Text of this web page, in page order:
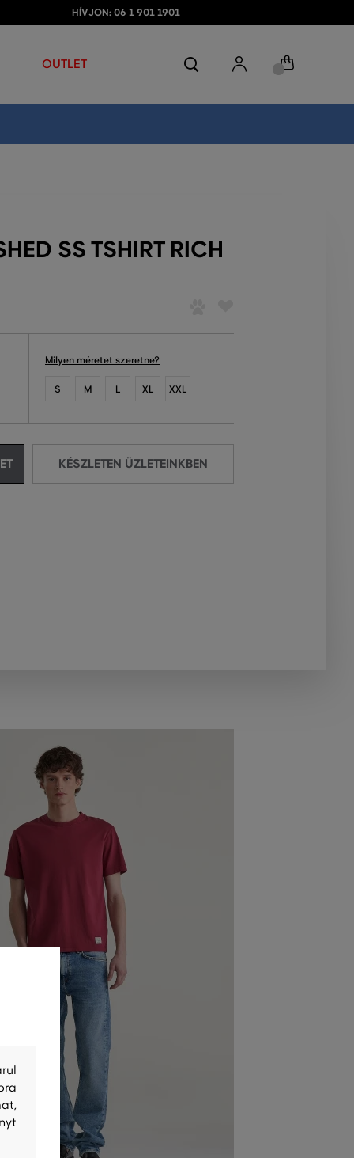
HÍVJON: 06 1 901 1901
OUTLET
SS TSHIRT RICH
Milyen méretet szeretne?
S M L XL XXL
KÉSZLETEN ÜZLETEINKBEN